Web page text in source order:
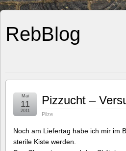
RebBlog
Pizzucht –
Pilze
Mai
11
2011
Noch am Liefertag habe ich mir im
sterile Kiste werden.